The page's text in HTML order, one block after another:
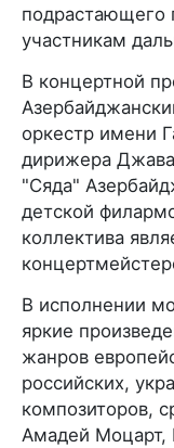
подрастающего
участникам
В концертной
оркестр имени
дирижера
"Сяда"
детской
коллектива
В исполнении
яркие
жанров
российских,
композиторов,
Амадей Моцарт,